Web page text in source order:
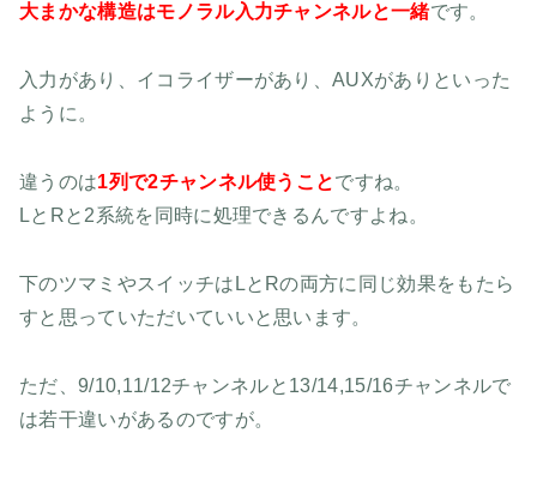
大まかな構造はモノラル入力チャンネルと一緒です。
入力があり、イコライザーがあり、AUXがありといった
ように。
違うのは1列で2チャンネル使うことですね。
LとRと2系統を同時に処理できるんですよね。
下のツマミやスイッチはLとRの両方に同じ効果をもたら
すと思っていただいていいと思います。
ただ、9/10,11/12チャンネルと13/14,15/16チャンネルで
は若干違いがあるのですが。